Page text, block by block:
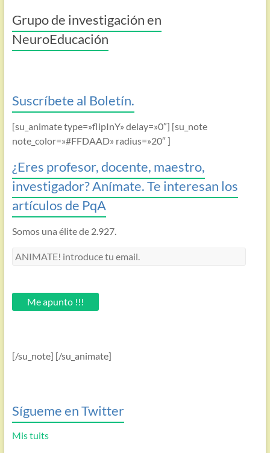
Grupo de investigación en
NeuroEducación
Suscríbete al Boletín.
[su_animate type=»flipInY» delay=»0″] [su_note
note_color=»#FFDAAD» radius=»20″ ]
¿Eres profesor, docente, maestro,
investigador? Anímate. Te interesan los
artículos de PqA
Somos una élite de 2.927.
ANIMATE!
email.Me apunto !!!
[/su_note] [/su_animate]
Sígueme en Twitter
Mis tuits